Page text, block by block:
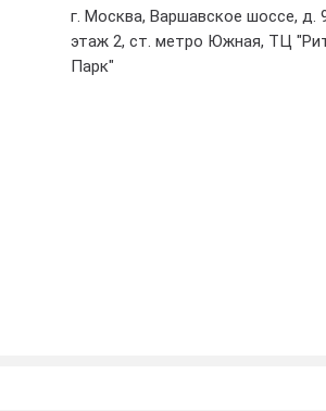
г. Москва, Варшавское шоссе, д.
этаж 2, ст. метро Южная, ТЦ
Парк"